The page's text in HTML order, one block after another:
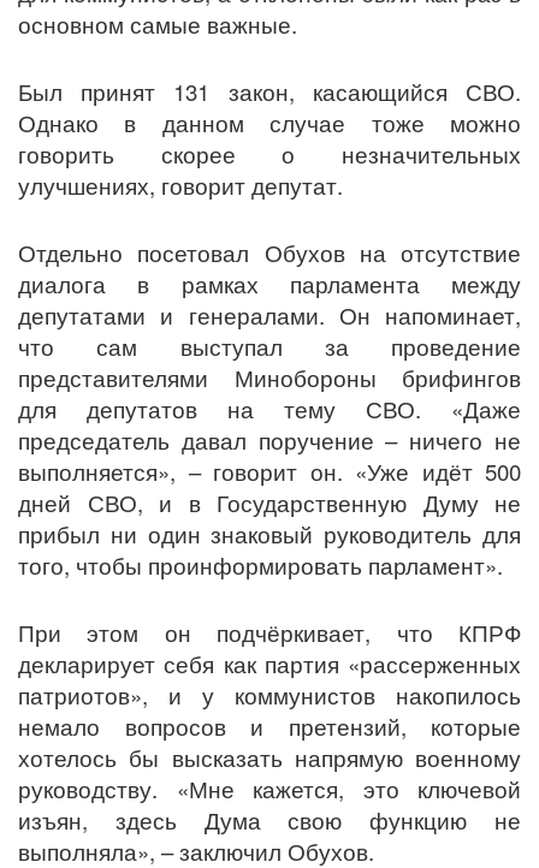
основном самые важные.
Был принят 131 закон, касающийся СВО.
Однако в данном случае тоже можно
говорить скорее о незначительных
улучшениях, говорит депутат.
Отдельно посетовал Обухов на отсутствие
диалога в рамках парламента между
депутатами и генералами. Он напоминает,
что сам выступал за проведение
представителями Минобороны брифингов
для депутатов на тему СВО. «Даже
председатель давал поручение – ничего не
выполняется», – говорит он. «Уже идёт 500
дней СВО, и в Государственную Думу не
прибыл ни один знаковый руководитель для
того, чтобы проинформировать парламент».
При этом он подчёркивает, что КПРФ
декларирует себя как партия «рассерженных
патриотов», и у коммунистов накопилось
немало вопросов и претензий, которые
хотелось бы высказать напрямую военному
руководству. «Мне кажется, это ключевой
изъян, здесь Дума свою функцию не
выполняла», – заключил Обухов.